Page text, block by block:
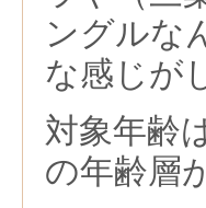
ングルな
な感じが
対象年齢
の年齢層